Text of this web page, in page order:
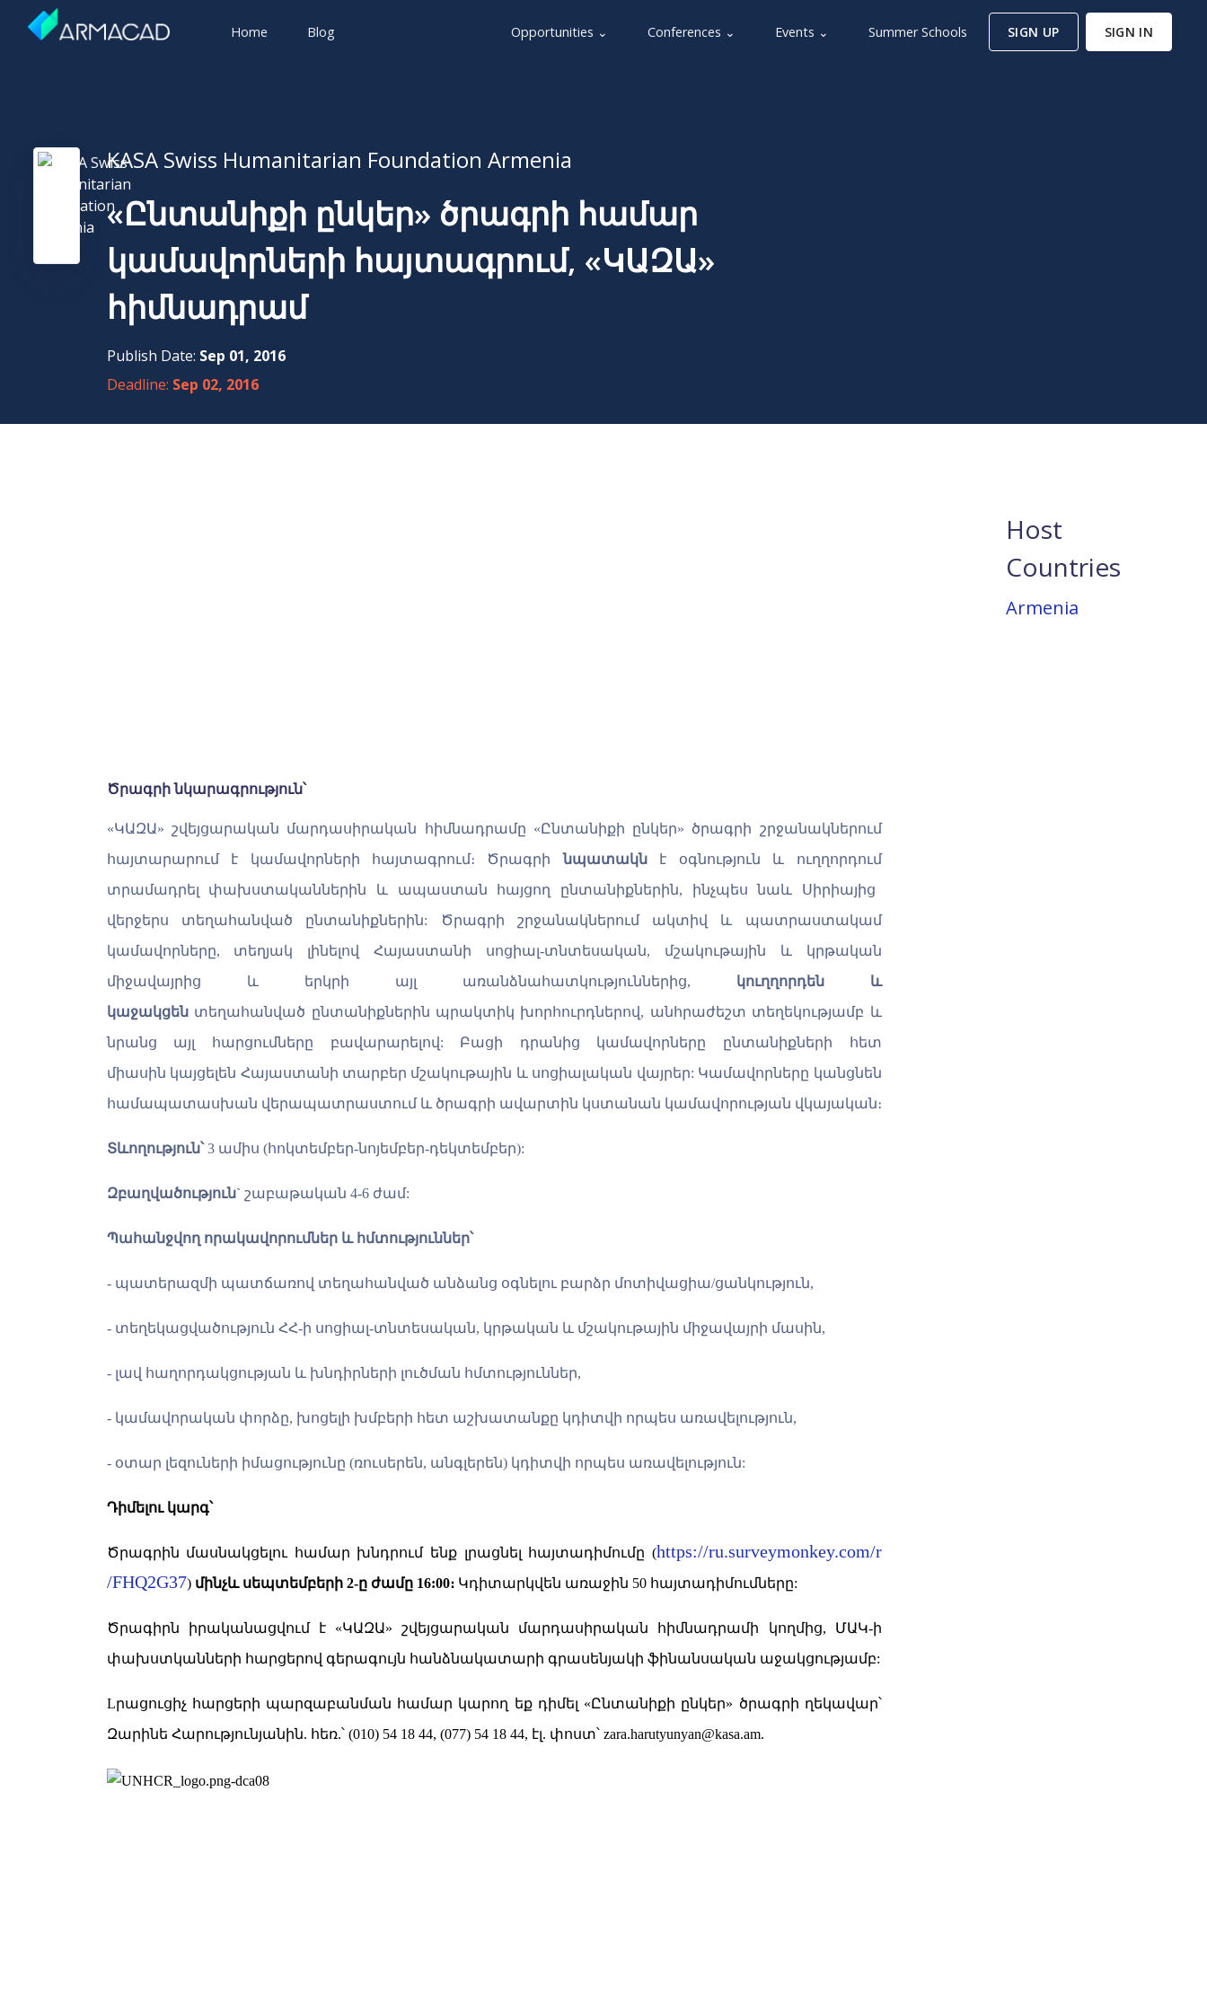
Home Blog Opportunities ⌄ Conferences ⌄ Events ⌄ Summer Schools SIGN UP SIGN IN
KASA Swiss Humanitarian Foundation Armenia
«Ընտանիքի ընկեր» ծրագրի համար
կամավորների հայտագրում, «ԿԱԶԱ»
հիմնադրամ
Publish Date: Sep 01, 2016
Deadline: Sep 02, 2016
Ծրագրի նկարագրություն՝
«ԿԱԶԱ» շվեյցարական մարդասիրական հիմնադրամը «Ընտանիքի ընկեր» ծրագրի շրջանակներում
հայտարարում է կամավորների հայտագրում։ Ծրագրինպատակնէ օգնություն և ուղղորդում
տրամադրել փախստականներին և ապաստան հայցող ընտանիքներին, ինչպես նաև Սիրիայից
վերջերս տեղահանված ընտանիքներին:
Ծրագրի շրջանակներում ակտիվ և պատրաստակամ
կամավորները, տեղյակ լինելով Հայաստանի սոցիալ-տնտեսական, մշակութային և կրթական
միջավայրից և երկրի այլ առանձնահատկություններից, կուղղորդեն և
կաջակցեն տեղահանված ընտանիքներ ին պրակտիկ խորհուրդներով, անհրաժեշտ տեղեկությամբ և
նրանց այլ հարցումները բավարարելով: Բացի դրանից կամավորները ընտանիքներ ի հետ
միասին կայցելեն Հայաստանի տարբեր մշակութային և սոցիալական վայրեր: Կամավորները կանցնեն
համապատասխան վերապատրաստում և ծրագրի ավարտին կստանան կամավորության վկայական։
Տևողություն՝3ամիս (հոկտեմբեր-նոյեմբեր-դեկտեմբեր):
Զբաղվածություն` շաբաթական 4-6 ժամ:
Պահանջվող որակավորումներ և հմտություններ՝
-պատերազմի պատճառով տեղահանված անձանց օգնելու բարձր մոտիվացիա/ցանկություն,
- տեղեկացվածություն ՀՀ-ի սոցիալ-տնտեսական, կրթական և մշակութային միջավայրի մասին,
- լավ հաղորդակցության և խնդիրների լուծման հմտություններ,
- կամավորական փորձը, խոցելի խմբերի հետ աշխատանքը կդիտվի որպես առավելություն,
- օտար լեզուների իմացությունը (ռուսերեն, անգլերեն) կդիտվի որպես առավելություն:
Դիմելու կարգ՝
Ծրագրին մասնակցելու համար խնդրում ենք լրացնել հայտադիմումը (https://ru.surveymonkey.com/r
/FHQ2G37) մինչև սեպտեմբերի 2-ը ժամը16:00։Կդիտարկվեն առաջին 50 հայտադիմումները:
Ծրագիրն իրականացվում է «ԿԱԶԱ» շվեյցարական մարդասիրական հիմնադրամի կողմից, ՄԱԿ-ի
փախստկանների հարցերով գերագույն հանձնակատարի գրասենյակի ֆինանսական աջակցությամբ:
Lրացուցիչ հարցերի պարզաբանման համար կարող եք դիմել «Ընտանիքի ընկեր» ծրագրի ղեկավար՝
Զարինե Հարությունյանին. հեռ.՝ (010) 54 18 44, (077) 54 18 44, էլ. փոստ՝ zara.harutyunyan@kasa.am.
Host
Countries
Armenia